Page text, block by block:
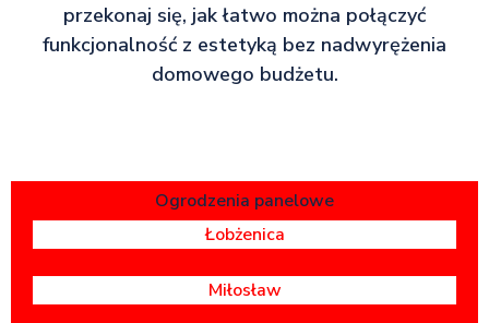
przekonaj się, jak łatwo można połączyć
funkcjonalność z estetyką bez nadwyrężenia
domowego budżetu.
Ogrodzenia panelowe
Łobżenica
Miłosław